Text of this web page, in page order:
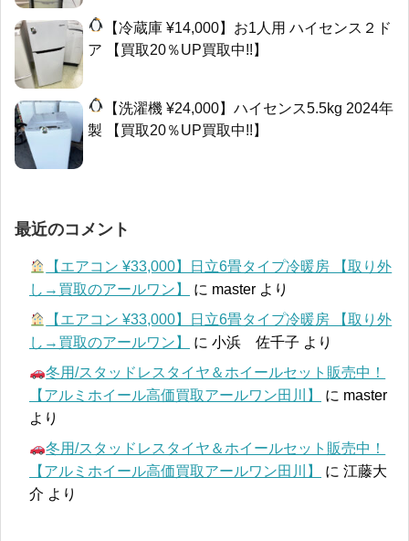
【冷蔵庫 ¥14,000】お1人用 ハイセンス２ド
ア 【買取20％UP買取中!!】
【洗濯機 ¥24,000】ハイセンス5.5kg 2024年
製 【買取20％UP買取中!!】
最近のコメント
【エアコン ¥33,000】日立6畳タイプ冷暖房 【取り外
し→買取のアールワン】
に master より
【エアコン ¥33,000】日立6畳タイプ冷暖房 【取り外
し→買取のアールワン】
に 小浜 佐千子 より
冬用/スタッドレスタイヤ＆ホイールセット販売中！
【アルミホイール高価買取アールワン田川】
に master
より
冬用/スタッドレスタイヤ＆ホイールセット販売中！
【アルミホイール高価買取アールワン田川】
に 江藤大
介 より